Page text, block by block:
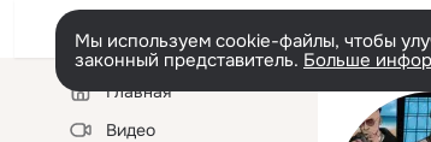
Мы используем cookie-файлы, чтобы
законный представитель. Больше
Левая
колонкаГлавная
Видео